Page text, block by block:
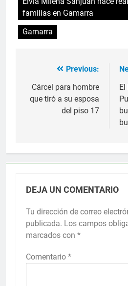
familias en Gamarra
Gamarra
Navegación
de
entradas
Previous:
Cárcel para hombre
que tiró a su esposa
del piso 17
DEJA UN COMENTARIO
Tu dirección de correo
publicada. Los campos
marcados con *
Comentario *